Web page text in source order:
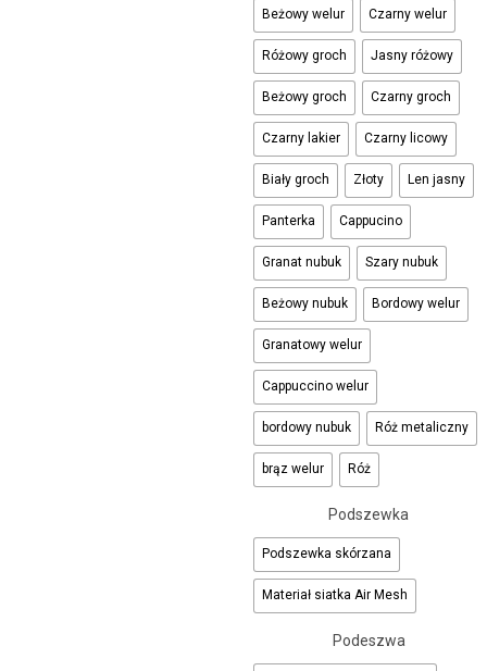
Beżowy welur Czarny welur
Różowy groch Jasny różowy
Beżowy groch Czarny groch
Czarny lakier Czarny licowy
Biały groch Złoty Len jasny
Panterka Cappucino
Granat nubuk Szary nubuk
Beżowy nubuk Bordowy welur
Granatowy welur
Cappuccino welur
bordowy nubuk Róż metaliczny
brąz welur Róż
Podszewka
Podszewka skórzana
Materiał siatka Air Mesh
Podeszwa